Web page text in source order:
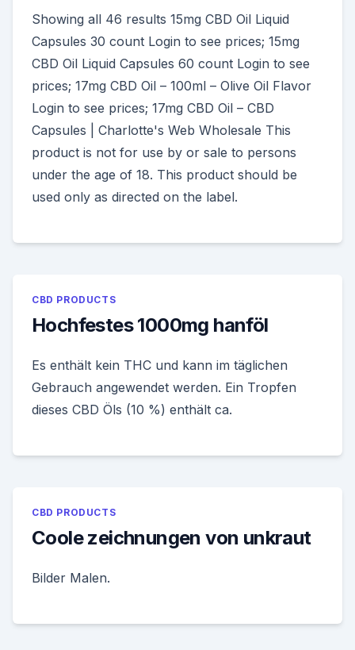
Showing all 46 results 15mg CBD Oil Liquid
Capsules 30 count Login to see prices; 15mg
CBD Oil Liquid Capsules 60 count Login to see
prices; 17mg CBD Oil – 100ml – Olive Oil Flavor
Login to see prices; 17mg CBD Oil – CBD
Capsules | Charlotte's Web Wholesale This
product is not for use by or sale to persons
under the age of 18. This product should be
used only as directed on the label.
CBD PRODUCTS
Hochfestes 1000mg hanföl
Es enthält kein THC und kann im täglichen
Gebrauch angewendet werden. Ein Tropfen
dieses CBD Öls (10 %) enthält ca.
CBD PRODUCTS
Coole zeichnungen von unkraut
Bilder Malen.